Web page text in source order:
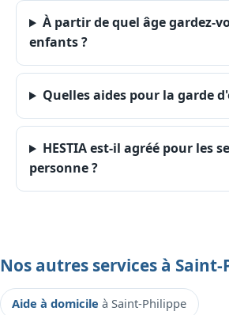
À partir de quel âge gardez-
enfants ?
Quelles aides pour la garde
HESTIA est-il agréé pour les
personne ?
Nos autres services à
Aide à domicileà Saint-Philippe